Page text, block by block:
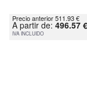
Precio anterior 511.93 €
A partir de: 496.57 €
IVA INCLUIDO